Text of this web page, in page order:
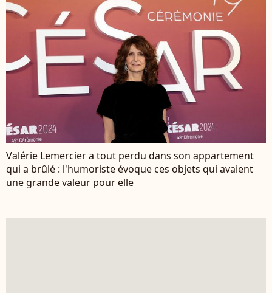
Valérie Lemercier a tout perdu dans son appartement
qui a brûlé : l'humoriste évoque ces objets qui avaient
une grande valeur pour elle